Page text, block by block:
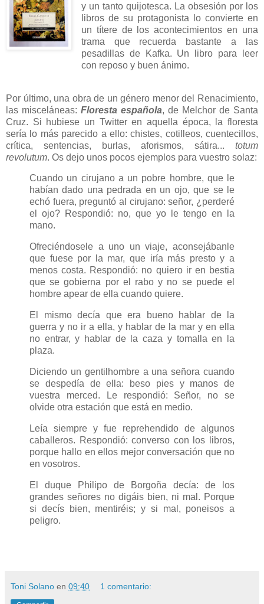
y un tanto quijotesca. La obsesión por los
libros de su protagonista lo convierte en
un títere de los acontecimientos en una
trama que recuerda bastante a las
pesadillas de Kafka. Un libro para leer
con reposo y buen ánimo.
Por último, una obra de un género menor del Renacimiento,
las misceláneas: Floresta española, de Melchor de Santa
Cruz. Si hubiese un Twitter en aquella época, la floresta
sería lo más parecido a ello: chistes, cotilleos, cuentecillos,
crítica, sentencias, burlas, aforismos, sátira... totum
revolutum. Os dejo unos pocos ejemplos para vuestro solaz:
Cuando un cirujano a un pobre hombre, que le
habían dado una pedrada en un ojo, que se le
echó fuera, preguntó al cirujano: señor, ¿perderé
el ojo? Respondió: no, que yo le tengo en la
mano.
Ofreciéndosele a uno un viaje, aconsejábanle
que fuese por la mar, que iría más presto y a
menos costa. Respondió: no quiero ir en bestia
que se gobierna por el rabo y no se puede el
hombre apear de ella cuando quiere.
El mismo decía que era bueno hablar de la
guerra y no ir a ella, y hablar de la mar y en ella
no entrar, y hablar de la caza y tomalla en la
plaza.
Diciendo un gentilhombre a una señora cuando
se despedía de ella: beso pies y manos de
vuestra merced. Le respondió: Señor, no se
olvide otra estación que está en medio.
Leía siempre y fue reprehendido de algunos
caballeros. Respondió: converso con los libros,
porque hallo en ellos mejor conversación que no
en vosotros.
El duque Philipo de Borgoña decía: de los
grandes señores no digáis bien, ni mal. Porque
si decís bien, mentiréis; y si mal, poneisos a
peligro.
Toni Solano en 09:40 1 comentario: